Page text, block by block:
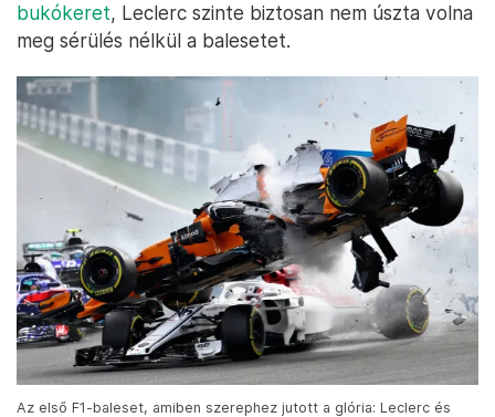
bukókeret, Leclerc szinte biztosan nem úszta volna
meg sérülés nélkül a balesetet.
Az első F1-baleset, amiben szerephez jutott a glória: Leclerc és